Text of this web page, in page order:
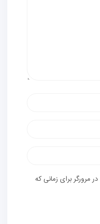
مرورگر برای زمانی که